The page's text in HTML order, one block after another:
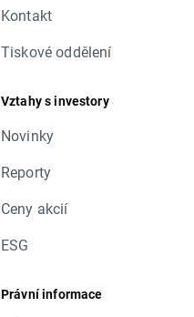
Kontakt
Tiskové oddělení
Vztahy s investory
Novinky
Reporty
Ceny akcií
ESG
Právní informace